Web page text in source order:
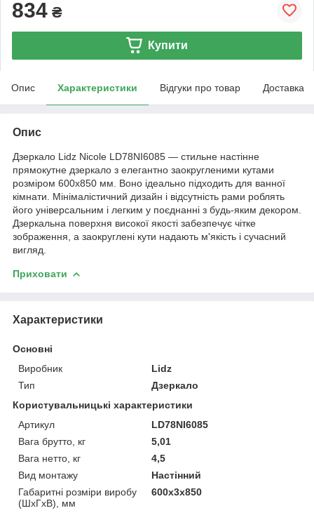
834 ₴
Купити
Опис Характеристики Відгуки про товар Доставка
Опис
Дзеркало Lidz Nicole LD78NI6085 — стильне настінне
прямокутне дзеркало з елегантно заокругленими кутами
розміром 600х850 мм. Воно ідеально підходить для ванної
кімнати. Мінімалістичний дизайн і відсутність рами роблять
його універсальним і легким у поєднанні з будь-яким декором.
Дзеркальна поверхня високої якості забезпечує чітке
зображення, а заокруглені кути надають м'якість і сучасний
вигляд.
Приховати
Характеристики
Основні
Виробник
Lidz
Тип
Дзеркало
Користувальницькі характеристики
Артикул
LD78NI6085
Вага брутто, кг
5,01
Вага нетто, кг
4,5
Вид монтажу
Настінний
Габаритні розміри виробу
(ШхГхВ), мм
600х3х850